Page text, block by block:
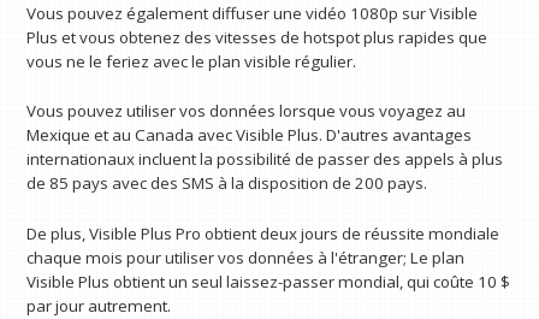
Vous pouvez également diffuser une vidéo 1080p sur Visible
Plus et vous obtenez des vitesses de hotspot plus rapides que
vous ne le feriez avec le plan visible régulier.
Vous pouvez utiliser vos données lorsque vous voyagez au
Mexique et au Canada avec Visible Plus. D'autres avantages
internationaux incluent la possibilité de passer des appels à plus
de 85 pays avec des SMS à la disposition de 200 pays.
De plus, Visible Plus Pro obtient deux jours de réussite mondiale
chaque mois pour utiliser vos données à l'étranger; Le plan
Visible Plus obtient un seul laissez-passer mondial, qui coûte 10 $
par jour autrement.